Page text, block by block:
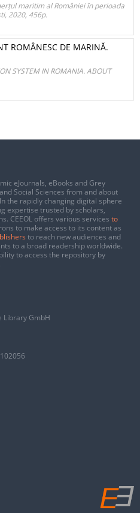
maritim al României în perioada
2020, 456p.
ROMÂNESC DE MARINĂ.
SYSTEM IN ROMANIA. ABOUT
eJournals, eBooks and Grey
Social Sciences from and about
the rapidly changing digital sphere
expertise trusted by scholars,
CEEOL offers various services to
to make access to its content as
to reach new audiences and
to a broad readership worldwide.
to access the repository by
Library GmbH